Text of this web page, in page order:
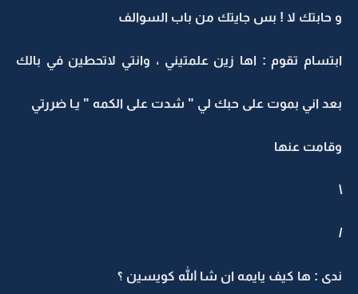
و حابتك لا ! بس جايتك من باب السوالف
ابتسام تقوم : اها زين علمتيني ، وانتي لاتحطين في بالك
بعد اني بموت على حبك لي " شدت على الكمه " يـا ضررتي
وقامت عنها
\
/
ندى : ها كيف يايمه ان شا الله كويسين ؟